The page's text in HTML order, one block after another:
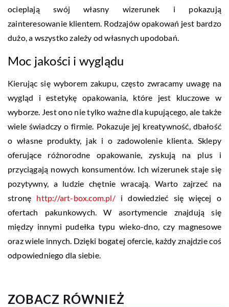
ocieplają swój własny wizerunek i pokazują
zainteresowanie klientem. Rodzajów opakowań jest bardzo
dużo, a wszystko zależy od własnych upodobań.
Moc jakości i wyglądu
Kierując się wyborem zakupu, często zwracamy uwagę na
wygląd i estetykę opakowania, które jest kluczowe w
wyborze. Jest ono nie tylko ważne dla kupującego, ale także
wiele świadczy o firmie. Pokazuje jej kreatywność, dbałość
o własne produkty, jak i o zadowolenie klienta. Sklepy
oferujące różnorodne opakowanie, zyskują na plus i
przyciągają nowych konsumentów. Ich wizerunek staje się
pozytywny, a ludzie chętnie wracają. Warto zajrzeć na
stronę http://art-box.com.pl/i dowiedzieć się więcej o
ofertach pakunkowych. W asortymencie znajdują się
między innymi pudełka typu wieko-dno, czy magnesowe
oraz wiele innych. Dzięki bogatej ofercie, każdy znajdzie coś
odpowiedniego dla siebie.
ZOBACZ RÓWNIEŻ